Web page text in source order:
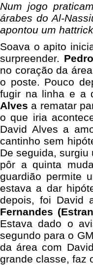
Num jogo
árabes do Al-
apontou um
Soava o apito
surpreender.
no coração da
o poste. Pouco
fugir na linha e a
Alves a rematar
o que iria
David Alves a
cantinho sem
De seguida,
pôr a quinta
guardião permite
estava a dar
depois, foi David
Fernandes
Estava dado o
segundo para o
da área com
grande classe, faz